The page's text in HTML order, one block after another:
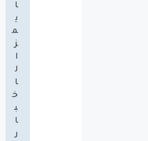
ا
ي
م
ز
ا
ل
ا
خ
ب
ا
ر